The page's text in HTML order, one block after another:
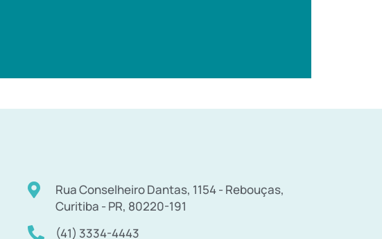
Rua Conselheiro Dantas, 1154 - Rebouças,
Curitiba - PR, 80220-191
(41) 3334-4443